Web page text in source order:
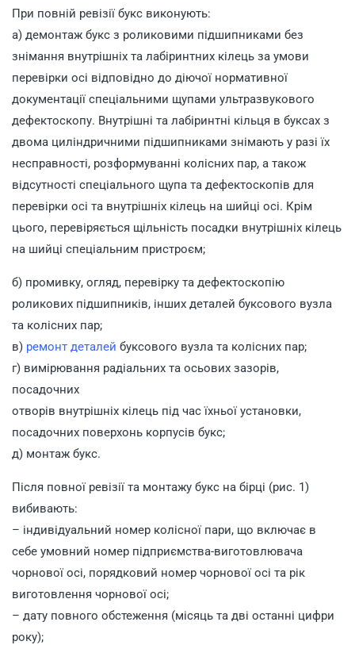
При повній ревізії букс виконують:
а) демонтаж букс з роликовими підшипниками без
знімання внутрішніх та лабіринтних кілець за умови
перевірки осі відповідно до діючої нормативної
документації спеціальними щупами ультразвукового
дефектоскопу. Внутрішні та лабіринтні кільця в буксах з
двома циліндричними підшипниками знімають у разі їх
несправності, розформуванні колісних пар, а також
відсутності спеціального щупа та дефектоскопів для
перевірки осі та внутрішніх кілець на шийці осі. Крім
цього, перевіряється щільність посадки внутрішніх кілець
на шийці спеціальним пристроєм;
б) промивку, огляд, перевірку та дефектоскопію
роликових підшипників, інших деталей буксового вузла
та колісних пар;
в) ремонт деталей буксового вузла та колісних пар;
г) вимірювання радіальних та осьових зазорів,
посадочних
отворів внутрішніх кілець під час їхньої установки,
посадочних поверхонь корпусів букс;
д) монтаж букс.
Після повної ревізії та монтажу букс на бірці (рис. 1)
вибивають:
– індивідуальний номер колісної пари, що включає в
себе умовний номер підприємства-виготовлювача
чорнової осі, порядковий номер чорнової осі та рік
виготовлення чорнової осі;
– дату повного обстеження (місяць та дві останні цифри
року);